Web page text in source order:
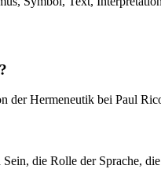
Hermeneutik bei Paul
die Rolle der Sprache,